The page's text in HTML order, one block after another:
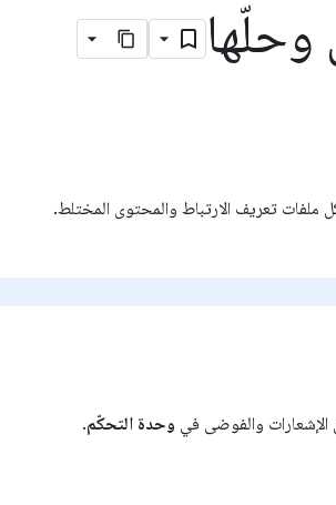
وحلّها
تعريف الارتباط والمحتوى المختلط.
الإشعارات والفوضى في وحدة التحكّم.